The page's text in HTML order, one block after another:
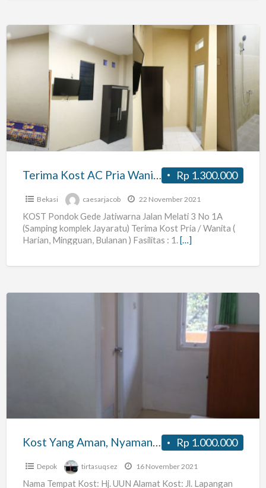
Terima
Wanita
Pondok
Gede
Bekasi
(Akses
100m)
Rp 1.300.000
Terima Kost AC Pria Wanita Pondok Gede Jatiwarna Bekasi (Akses Tol 100m)
Bekasi caesarjacob 22 November 2021
KOST Pondok Gede Jatiwarna Jalan Melati 3 No 1A
(Samping komplek Jayaratu) Terima Kost Pria / Wanita (
Harian, Mingguan, Bulanan ) Fasilitas : 1.[…]
Unv
Unv.
Pacasila,
Unv.
Rp 1.000.000
Kost Yang Aman, Nyaman, dan Strategis Unv UI, Unv. Pacasila, Unv. Isip, Unv. Tama, Unv. Unindra
Depok tirtasuqsez 16 November 2021
Nama Tempat Kost: Hj. UUN Alamat Kost: Jl. Lapangan